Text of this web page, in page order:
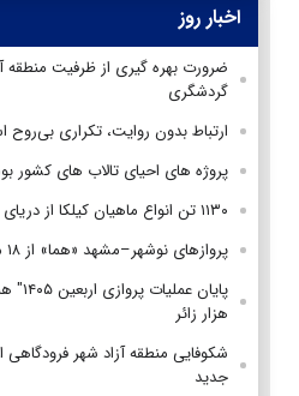
اخبار روز
ضرورت بهره گیری از ظرفیت منطقه
گردشگری
ارتباط بدون روایت، تکراری
پروژه های احیای تالاب های کشور
۱۱۳۰ تن انواع ماهیان کیلکا از دریای خزر صید شد
پروازهای نوشهر–مشهد «هما» از ۱۸ مرداد برقرار می‌شود
هزار زائر
شکوفایی منطقه آزاد شهر
جدید